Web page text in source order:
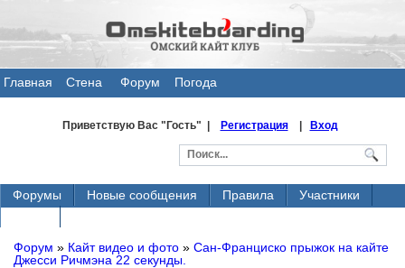
Главная
Стена
Форум Погода
Приветствую Вас"Гость" | Регистрация| Вход
Форумы Новые сообщения Правила
Участники
Форум » Кайт видео и фото » Сан-Франциско прыжок на кайте
Джесси Ричмэна 22 секунды.